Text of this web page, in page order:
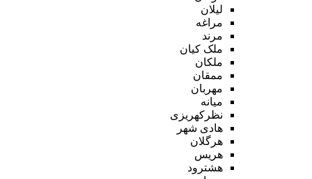
لیلان
مراغه
مرند
ملک کیان
ملکان
ممقان
مهربان
میانه
نظرکهریزی
هادی شهر
هرگلان
هریس
هشترود